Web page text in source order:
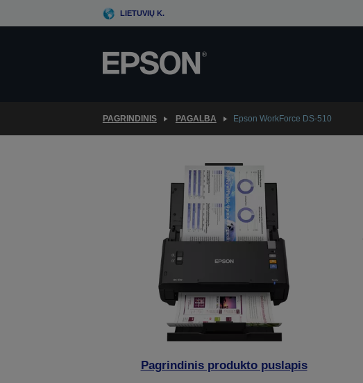
to
LIETUVIŲ K.
PAGRINDINIS PAGALBA Epson WorkForce DS-510
Pagrindinis produkto puslapis